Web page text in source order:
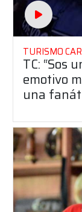
TURISMO
TC: “Sos
emotivo
una